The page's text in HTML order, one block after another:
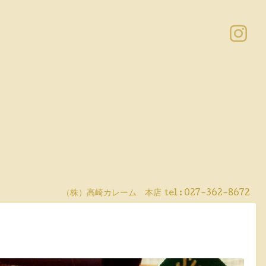
（株）高崎カレーム 本店 tel : 027-362-8672